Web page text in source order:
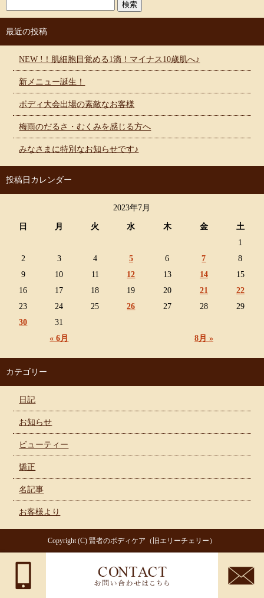
最近の投稿
NEW !！肌細胞目覚める1滴！マイナス10歳肌へ♪
新メニュー誕生！
ボディ大会出場の素敵なお客様
梅雨のだるさ・むくみを感じる方へ
みなさまに特別なお知らせです♪
投稿日カレンダー
2023年7月
日 月 火 水 木 金 土
« 6月 8月 »
1
2
3 4 5 6 7
8
9
10 11 12 13 14
15
16
17 18 19 20 21
22
23
24 25 26 27 28
29
30
31
カテゴリー
日記
お知らせ
ビューティー
矯正
名記事
お客様より
Copyright (C) 賢者のボディケア（旧エリーチェリー）